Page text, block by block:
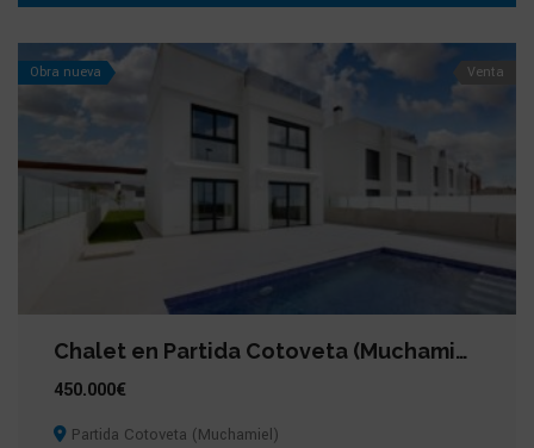
Obra nueva Venta
Chalet en Partida Cotoveta (Muchamiel)
450.000€
Partida Cotoveta (Muchamiel)